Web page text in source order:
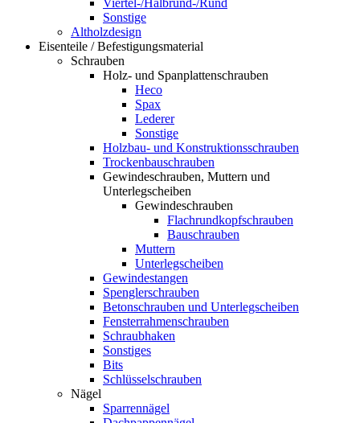
Viertel-/Halbrund-/Rund
Sonstige
Altholzdesign
Eisenteile / Befestigungsmaterial
Schrauben
Holz- und Spanplattenschrauben
Heco
Spax
Lederer
Sonstige
Holzbau- und Konstruktionsschrauben
Trockenbauschrauben
Gewindeschrauben, Muttern und
Unterlegscheiben
Gewindeschrauben
Flachrundkopfschrauben
Bauschrauben
Muttern
Unterlegscheiben
Gewindestangen
Spenglerschrauben
Betonschrauben und Unterlegscheiben
Fensterrahmenschrauben
Schraubhaken
Sonstiges
Bits
Schlüsselschrauben
Nägel
Sparrennägel